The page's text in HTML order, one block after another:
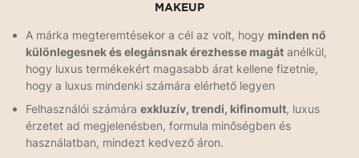
MAKEUP
A márka megteremtésekor a cél az volt, hogy minden nő
különlegesnek és elegánsnak érezhesse magát anélkül,
hogy luxus termékekért magasabb árat kellene fizetnie,
hogy a luxus mindenki számára elérhető legyen
Felhasználói számára exkluzív, trendi, kifinomult, luxus
érzetet ad megjelenésben, formula minőségben és
használatban, mindezt kedvező áron.